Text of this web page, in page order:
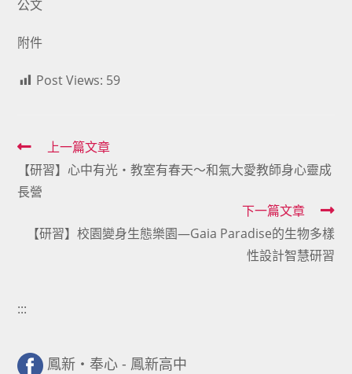
公文
附件
Post Views: 59
Read
more
articles
上一篇文章
【研習】心中有光・教室有春天～和氣大愛教師身心靈成
長營
下一篇文章
【研習】校園變身生態樂園—Gaia Paradise的生物多樣
性設計智慧研習
:::
鳳新・奉心 - 鳳新高中